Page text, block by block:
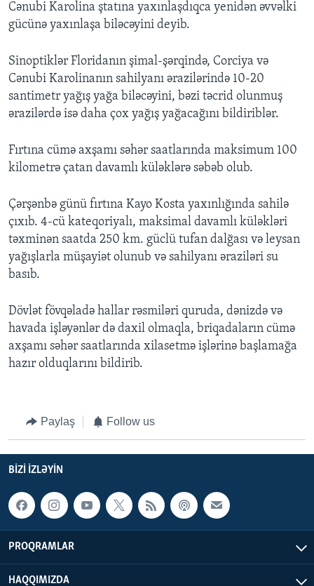
Cənubi Karolina ştatına yaxınlaşdıqca yenidən əvvəlki
gücünə yaxınlaşa biləcəyini deyib.
Sinoptiklər Floridanın şimal-şərqində, Corciya və
Cənubi Karolinanın sahilyanı ərazilərində 10-20
santimetr yağış yağa biləcəyini, bəzi təcrid olunmuş
ərazilərdə isə daha çox yağış yağacağını bildiriblər.
Fırtına cümə axşamı səhər saatlarında maksimum 100
kilometrə çatan davamlı küləklərə səbəb olub.
Çərşənbə günü fırtına Kayo Kosta yaxınlığında sahilə
çıxıb. 4-cü kateqoriyalı, maksimal davamlı küləkləri
təxminən saatda 250 km. güclü tufan dalğası və leysan
yağışlarla müşayiət olunub və sahilyanı əraziləri su
basıb.
Dövlət fövqəladə hallar rəsmiləri quruda, dənizdə və
havada işləyənlər də daxil olmaqla, briqadaların cümə
axşamı səhər saatlarında xilasetmə işlərinə başlamağa
hazır olduqlarını bildirib.
Paylaş Follow us
BIZI IZLƏYIN
PROQRAMLAR
HAQQIMIZDA